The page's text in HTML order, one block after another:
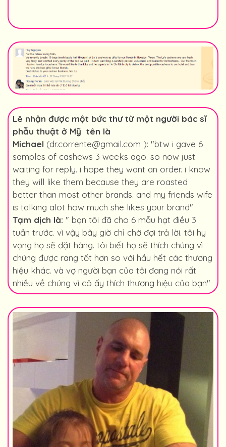
Lê nhận được một bức thư từ một người bác sĩ
phẫu thuật ở Mỹ tên là
Michael (dr.corrente@gmail.com ): "btw i gave 6
samples of cashews 3 weeks ago. so now just
waiting for reply. i hope they want an order. i know
they will like them because they are roasted
better than most other brands. and my friends wife
is talking alot how much she likes your brand"
Tạm dịch là: " bạn tôi đã cho 6 mẫu hạt điều 3
tuần trước. vì vậy bây giờ chỉ chờ đợi trả lời. tôi hy
vọng họ sẽ đặt hàng. tôi biết họ sẽ thích chúng vì
chúng được rang tốt hơn so với hầu hết các thương
hiệu khác. và vợ người bạn của tôi đang nói rất
nhiều về chúng vì cô ấy thích thương hiệu của bạn"